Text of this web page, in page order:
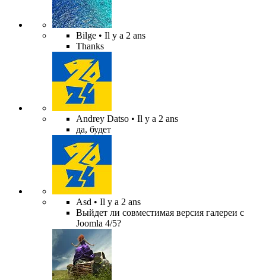
Bilge • Il y a 2 ans
Thanks
Andrey Datso • Il y a 2 ans
да, будет
Asd • Il y a 2 ans
Выйдет ли совместимая версия галереи с
Joomla 4/5?